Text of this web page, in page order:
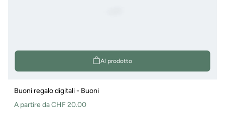
Al prodotto
Buoni regalo digitali - Buoni
Prezzo
A partire da CHF 20.00